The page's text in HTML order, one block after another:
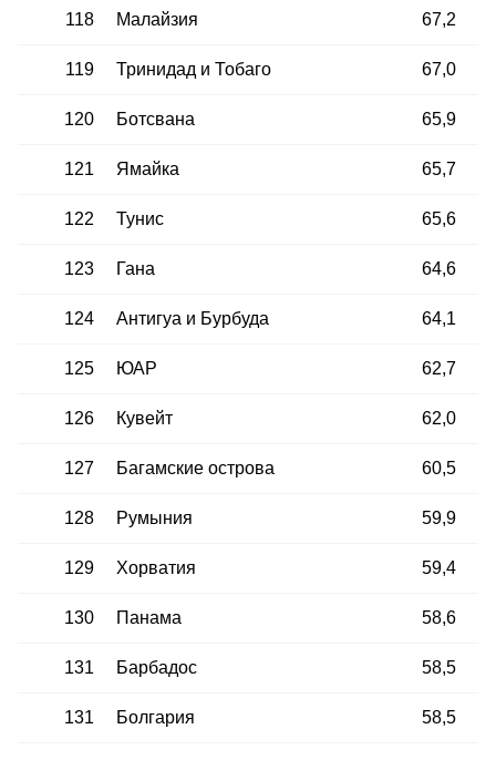
118 Малайзия 67,2
119 Тринидад и Тобаго 67,0
120 Ботсвана 65,9
121 Ямайка 65,7
122 Тунис 65,6
123 Гана 64,6
124 Антигуа и Бурбуда 64,1
125 ЮАР 62,7
126 Кувейт 62,0
127 Багамские острова 60,5
128 Румыния 59,9
129 Хорватия 59,4
130 Панама 58,6
131 Барбадос 58,5
131 Болгария 58,5